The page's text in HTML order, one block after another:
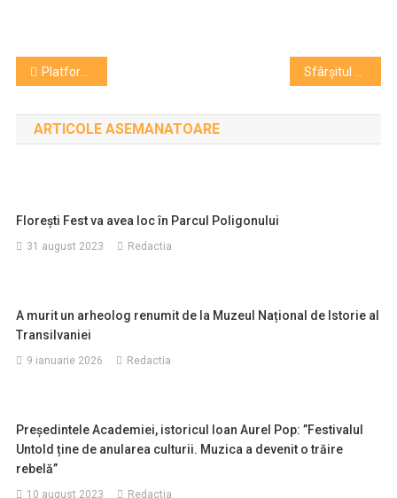
Navigare
în
articole
Platforma betonată – o nouă expoziție. Unirea Open Studios la spațiul Rubik
ARTICOLE ASEMANATOARE
Florești Fest va avea loc în Parcul Poligonului
31 august 2023 Redactia
A murit un arheolog renumit de la Muzeul Național de Istorie al
Transilvaniei
9 ianuarie 2026 Redactia
Președintele Academiei, istoricul Ioan Aurel Pop: ”Festivalul
Untold ține de anularea culturii. Muzica a devenit o trăire
rebelă”
10 august 2023 Redactia